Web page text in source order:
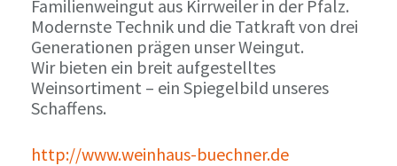
Familienweingut aus Kirrweiler in der Pfalz.
Modernste Technik und die Tatkraft von drei
Generationen prägen unser Weingut.
Wir bieten ein breit aufgestelltes
Weinsortiment – ein Spiegelbild unseres
Schaffens.
http://www.weinhaus-buechner.de